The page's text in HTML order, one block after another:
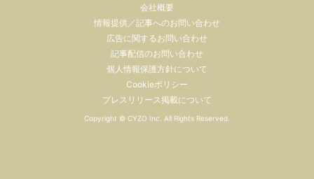
会社概要
情報提供／記事へのお問い合わせ
広告に関するお問い合わせ
記事配信のお問い合わせ
個人情報保護方針について
Cookieポリシー
プレスリリース掲載について
Copyright © CYZO Inc. All Rights Reserved.